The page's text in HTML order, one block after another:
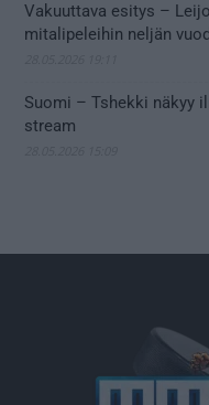
Vakuuttava esitys –
mitalipeleihin neljän
Suomi – Tshekki näkyy
stream